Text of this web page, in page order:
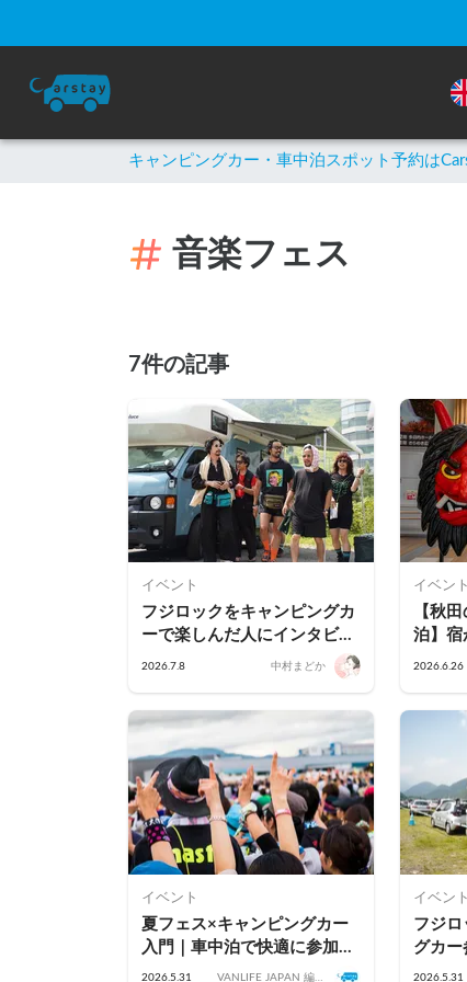
キャンピングカー・車中泊スポット予約は
音楽フェス
7件の記事
イベント
フジロックをキャンピングカ
ーで楽しんだ人にインタビュ
ー｜車中泊の感想と実際にラ
2026.7.8 中村まどか
イベント
【秋
泊】宿
を解決
花火
2026.6.26
イベント
夏フェス×キャンピングカー
入門｜車中泊で快適に参加す
るための基本
2026.5.31
VANLIFE JAPAN 編集
イベント
フジロ
グカー
車中泊
2026.5.31